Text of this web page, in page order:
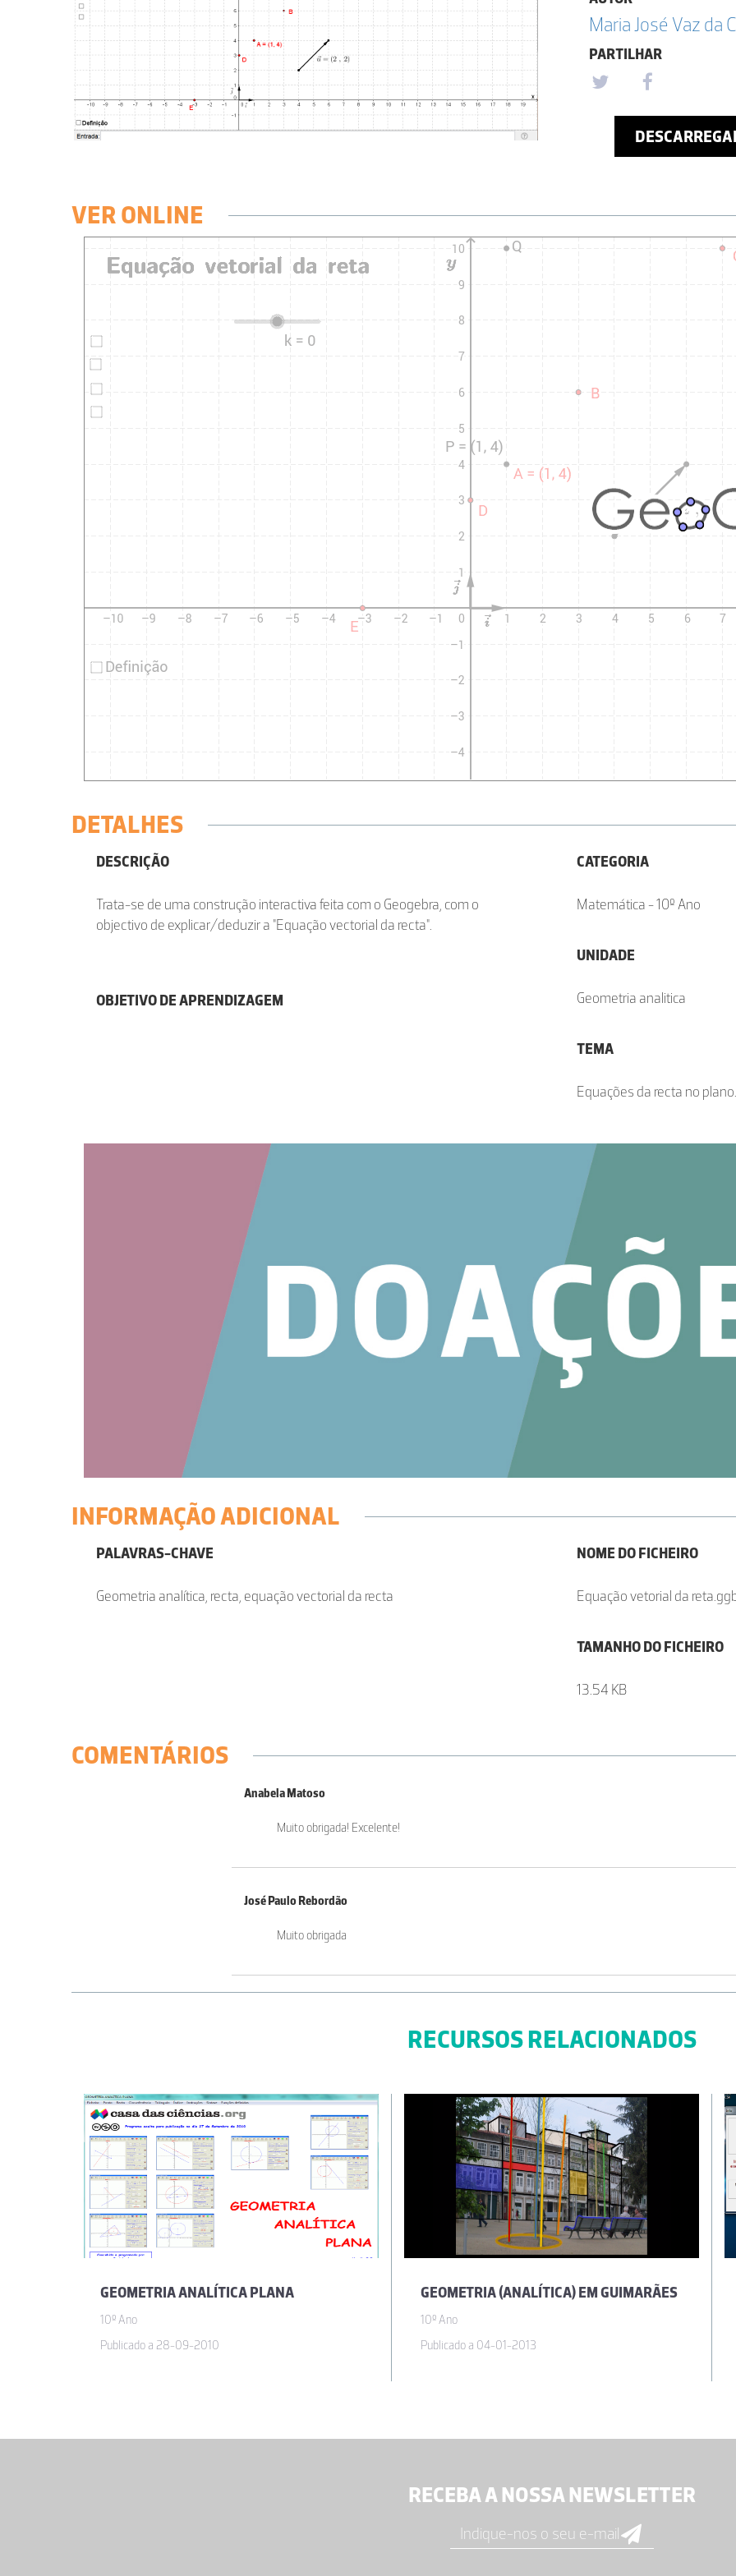
Maria José Vaz da
PARTILHAR
VER ONLINE
DETALHES
DESCRIÇÃO
Trata-se de uma construção interactiva feita com o Geogebra, com o
objectivo de explicar/deduzir a "Equação vectorial da recta".
OBJETIVO DE APRENDIZAGEM
CATEGORIA
Matemática - 10º Ano
UNIDADE
Geometria analitica
TEMA
Equações da recta no plano.
INFORMAÇÃO ADICIONAL
PALAVRAS-CHAVE
Geometria analítica, recta, equação vectorial da recta
NOME DO FICHEIRO
Equação vetorial da
TAMANHO DO FICHEIRO
13.54 KB
COMENTÁRIOS
Anabela Matoso
Muito obrigada! Excelente!
José Paulo Rebordão
Muito obrigada
RECURSOS RELACIONADOS
GEOMETRIA ANALÍTICA PLANA
10º Ano
Publicado a 28-09-2010
GEOMETRIA (ANALÍTICA) EM GUIMARÃES
10º Ano
Publicado a 04-01-2013
RECEBA A NOSSA NEWSLETTER